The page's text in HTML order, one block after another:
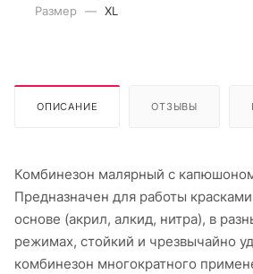
Размер
— XL
ОПИСАНИЕ ОТЗЫВЫ
Комбинезон малярный с
Предназначен для работы
основе (акрил, алкид, нитра), в
режимах, стойкий и чрезвычайно
комбинезон многократного